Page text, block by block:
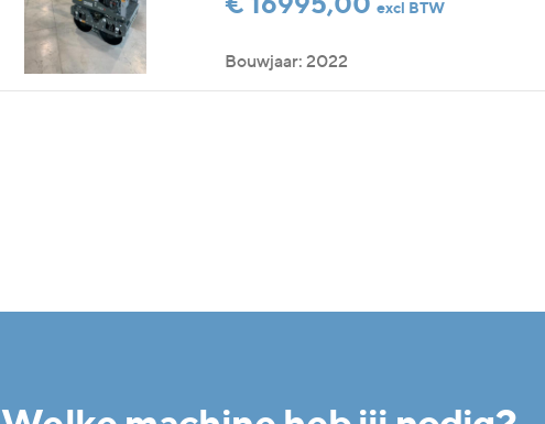
excl BTW
Bouwjaar: 2022